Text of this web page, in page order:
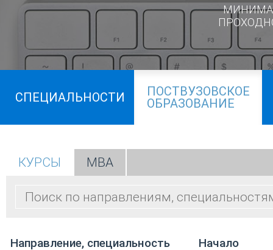
СПЕЦИАЛЬНОСТИ
ПОСТВУЗОВСКОЕ
ОБРАЗОВАНИЕ
КУРСЫ МВА
Направление, специальность Начало